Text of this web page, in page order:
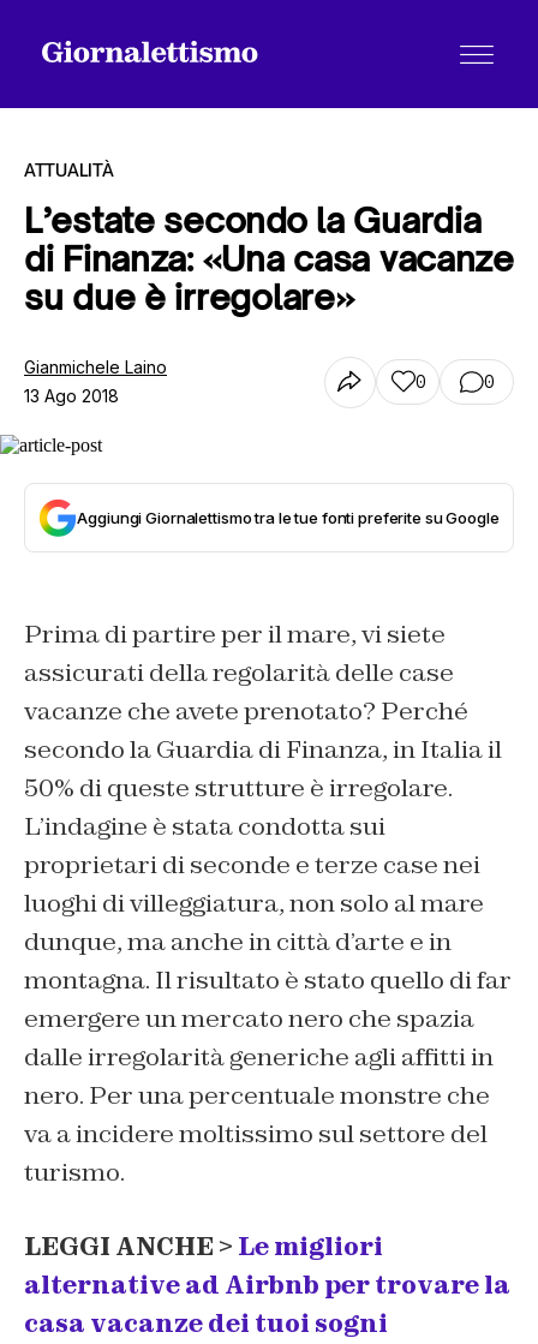
Tutti gli articoli
Chi siamo
Contatti
ATTUALITÀ
L’estate secondo la Guardia
di Finanza: «Una casa vacanze
su due è irregolare»
Gianmichele Laino
13 Ago 2018
0 0
Aggiungi Giornalettismo tra le tue fonti preferite su Google
Prima di partire per il mare, vi siete
assicurati della regolarità delle case
vacanze che avete prenotato? Perché
secondo la Guardia di Finanza, in Italia il
50% di queste strutture è irregolare.
L’indagine è stata condotta sui
proprietari di seconde e terze case nei
luoghi di villeggiatura, non solo al mare
dunque, ma anche in città d’arte e in
montagna. Il risultato è stato quello di far
emergere un mercato nero che spazia
dalle irregolarità generiche agli affitti in
nero. Per una percentuale monstre che
va a incidere moltissimo sul settore del
turismo.
LEGGI ANCHE > Le migliori
alternative ad Airbnb per trovare la
casa vacanze dei tuoi sogni